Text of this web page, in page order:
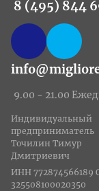
8 (495) 844
9.00 - 21.00
Индивидуальный
предприниматель
Точилин Тимур
Дмитриевич
ИНН 772874566189
325508100020350